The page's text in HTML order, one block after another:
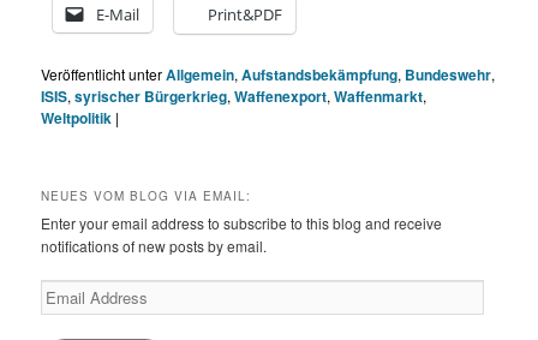
E-Mail Print&PDF
Veröffentlicht unterAllgemein,Aufstandsbekämpfung, Bundeswehr,
ISIS,syrischer Bürgerkrieg,Waffenexport,Waffenmarkt,
Weltpolitik |
NEUES VOM BLOG VIA EMAIL:
Enter your email address to subscribe to this blog and receive
notifications of new posts by email.
Email
Address